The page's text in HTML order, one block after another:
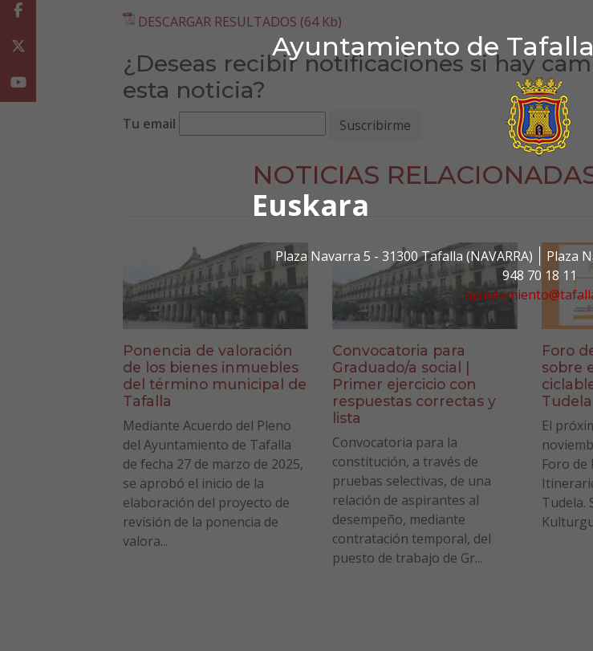
Ayuntamiento de
Euskara
Plaza Navarra 5 - 31300 Tafalla (NAVARRA)
Plaza
948 70 18 11
DESCARGAR RESULTADOS (64 Kb)
¿Deseas recibir notificaciones si hay
esta noticia?
Tu email
NOTICIAS
Ponencia de valoración
de los bienes inmuebles
del término municipal de
Tafalla
Mediante Acuerdo del Pleno
del Ayuntamiento de Tafalla
de fecha 27 de marzo de 2025,
se aprobó el inicio de la
elaboración del proyecto de
revisión de la ponencia de
valora...
Convocatoria para
Graduado/a social |
Primer ejercicio con
respuestas correctas y
lista
Convocatoria para la
constitución, a través de
pruebas selectivas, de una
relación de aspirantes al
desempeño, mediante
contratación temporal, del
puesto de trabajo de Gr...
Foro
sobre
Tudela
El
Foro de
Tudela.
Facebook
Youtube